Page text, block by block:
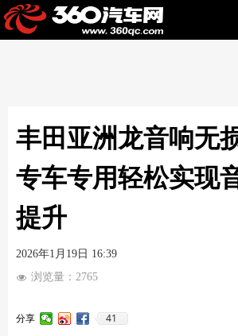
丰田亚洲龙音响无
专车专用轻松实现
提升
2026年1月19日 16:39
分享 41
넶 浏览量： 2765